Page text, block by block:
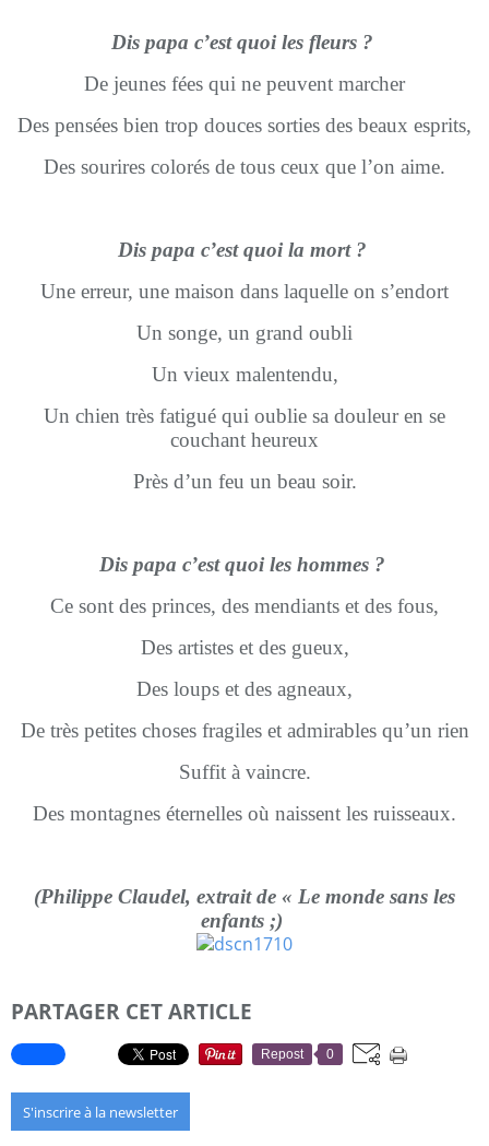
Dis papa c’est quoi les fleurs ?
De jeunes fées qui ne peuvent marcher
Des pensées bien trop douces sorties des beaux esprits,
Des sourires colorés de tous ceux que l’on aime.
Dis papa c’est quoi la mort ?
Une erreur, une maison dans laquelle on s’endort
Un songe, un grand oubli
Un vieux malentendu,
Un chien très fatigué qui oublie sa douleur en se
couchant heureux
Près d’un feu un beau soir.
Dis papa c’est quoi les hommes ?
Ce sont des princes, des mendiants et des fous,
Des artistes et des gueux,
Des loups et des agneaux,
De très petites choses fragiles et admirables qu’un rien
Suffit à vaincre.
Des montagnes éternelles où naissent les ruisseaux.
(Philippe Claudel, extrait de « Le monde sans les
enfants ;)
PARTAGER CET ARTICLE
Repost 0
S'inscrire à la newsletter